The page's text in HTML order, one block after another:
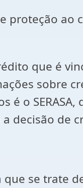
proteção ao
que é
sobre
o
decisão de
se trate